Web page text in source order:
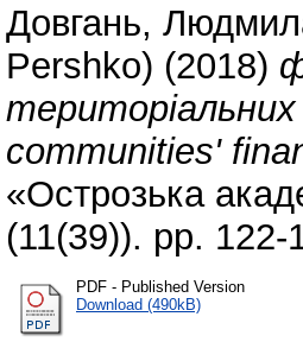
Довгань,
Pershko) (2018)
communities'
«Острозька
(11(39)). pp.
PDF - Published Version
Download (490kB)